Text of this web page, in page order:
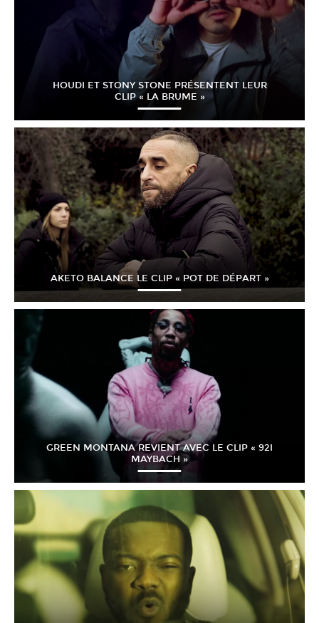
HOUDI ET STONY STONE PRÉSENTENT LEUR
CLIP « LA BRUME »
AKETO BALANCE LE CLIP « POT DE DÉPART »
GREEN MONTANA REVIENT AVEC LE CLIP « 92I
MAYBACH »